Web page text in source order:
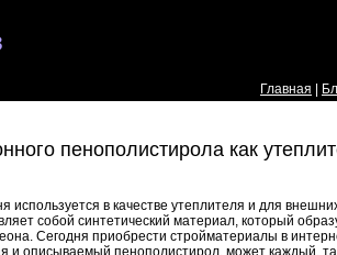
Главная
пенополистирола как
используется в качестве утеплителя и для
собой синтетический материал, который
Сегодня приобрести стройматериалы в
и описываемый пенополистирол, может каждый,